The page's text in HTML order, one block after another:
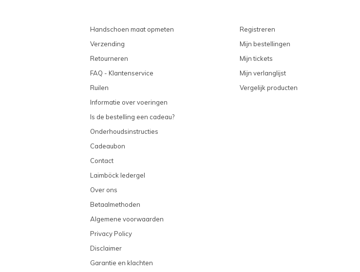
Handschoen maat opmeten
Verzending
Retourneren
FAQ - Klantenservice
Ruilen
Informatie over voeringen
Is de bestelling een cadeau?
Onderhoudsinstructies
Cadeaubon
Contact
Laimböck ledergel
Over ons
Betaalmethoden
Algemene voorwaarden
Privacy Policy
Disclaimer
Garantie en klachten
Registreren
Mijn bestellingen
Mijn tickets
Mijn verlanglijst
Vergelijk producten